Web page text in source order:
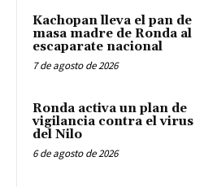
Kachopan lleva el pan de
masa madre de Ronda al
escaparate nacional
7 de agosto de 2026
Ronda activa un plan de
vigilancia contra el virus
del Nilo
6 de agosto de 2026